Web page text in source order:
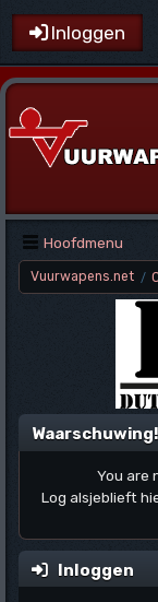
Inloggen
Hoofdmenu
Vuurwapens.net /
Waarschuwing!
You are
Log alsjeblieft
Inloggen